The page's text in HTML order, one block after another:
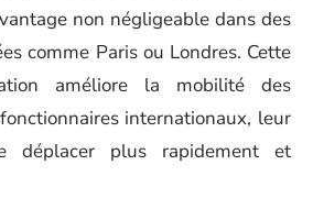
non négligeable dans des
comme Paris ou Londres. Cette
améliore la mobilité des
internationaux, leur
déplacer plus rapidement et